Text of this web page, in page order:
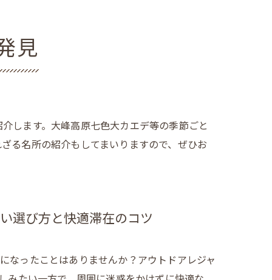
見
します。大峰高原七色大カエデ等の季節ごと
る名所の紹介もしてまいりますので、ぜひお
選び方と快適滞在のコツ
なったことはありませんか？アウトドアレジャ